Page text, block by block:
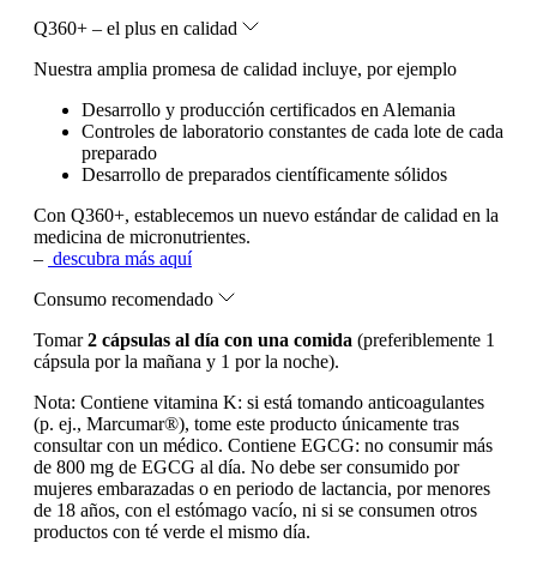
Q360+ – el plus en calidad
Nuestra amplia promesa de calidad incluye, por ejemplo
Desarrollo y producción certificados en Alemania
Controles de laboratorio constantes de cada lote de cada
preparado
Desarrollo de preparados científicamente sólidos
Con Q360+, establecemos un nuevo estándar de calidad en la
medicina de micronutrientes.
– descubra más aquí
Consumo recomendado
Tomar2 cápsulas al día con una comida (preferiblemente 1
cápsula por la mañana y 1 por la noche).
Nota: Contiene vitamina K: si está tomando anticoagulantes
(p. ej., Marcumar®), tome este producto únicamente tras
consultar con un médico. Contiene EGCG: no consumir más
de 800 mg de EGCG al día. No debe ser consumido por
mujeres embarazadas o en periodo de lactancia, por menores
de 18 años, con el estómago vacío, ni si se consumen otros
productos con té verde el mismo día.